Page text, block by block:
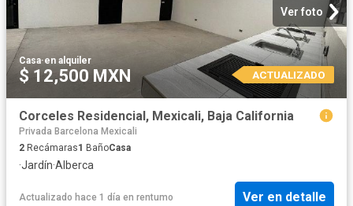
Ver foto
Casa·en alquiler
$ 12,500 MXN ACTUALIZADO
Corceles Residencial, Mexicali, Baja California
Privada Barcelona Mexicali
2 Recámaras1 BañoCasa
·Jardín·Alberca
Actualizado hace 1 día en rentumo Ver en detalle